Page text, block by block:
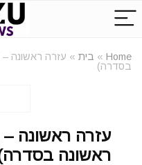
Home
» בית » עזרה ראשונה
בסדרה)
עזרה ראשונה
ראשונה